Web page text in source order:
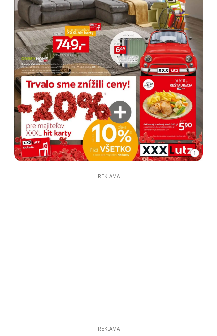
1
REKLAMA
REKLAMA